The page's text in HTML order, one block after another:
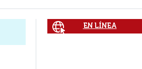
EN LÍNEA